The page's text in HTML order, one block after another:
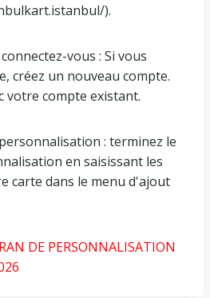
).
vous : Si vous
créez un nouveau compte.
votre compte existant.
: terminez le
en saisissant les
carte dans le menu d'ajout
DE PERSONNALISATION